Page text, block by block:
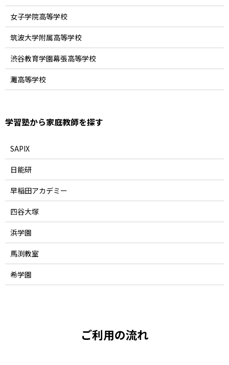
女子学院高等学校
筑波大学附属高等学校
渋谷教育学園幕張高等学校
灘高等学校
学習塾から家庭教師を探す
SAPIX
日能研
早稲田アカデミー
四谷大塚
浜学園
馬渕教室
希学園
ご利用の流れ